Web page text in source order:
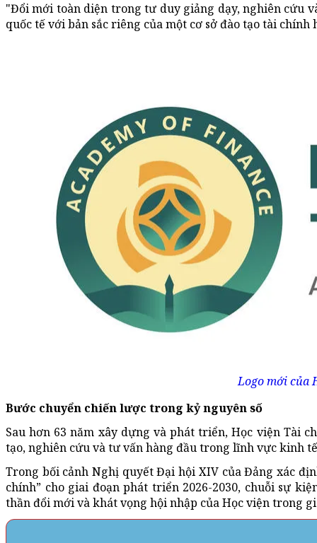
"Đổi mới toàn diện trong tư duy giảng dạy, nghiên cứu
quốc tế với bản sắc riêng của một cơ sở đào tạo tài
Logo mới của
Bước chuyển chiến lược trong kỷ nguyên số
Sau hơn 63 năm xây dựng và phát triển, Học viện Tài
tạo, nghiên cứu và tư vấn hàng đầu trong lĩnh vực kinh
Trong bối cảnh Nghị quyết Đại hội XIV của Đảng xác
chính” cho giai đoạn phát triển 2026-2030, chuỗi sự
thần đổi mới và khát vọng hội nhập của Học viện trong